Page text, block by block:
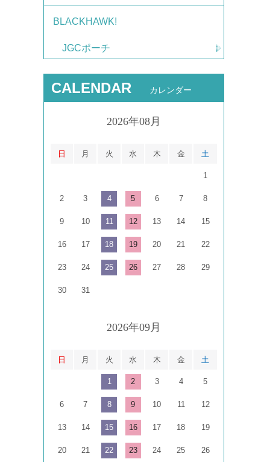
BLACKHAWK!
JGCポーチ
CALENDAR カレンダー
2026年08月
日 月 火 水 木 金 土
1
2 3 4 5 6 7 8
9 10 11 12 13 14 15
16 17 18 19 20 21 22
23 24 25 26 27 28 29
30 31
2026年09月
日 月 火 水 木 金 土
1 2 3 4 5
6 7 8 9 10 11 12
13 14 15 16 17 18 19
20 21 22 23 24 25 26